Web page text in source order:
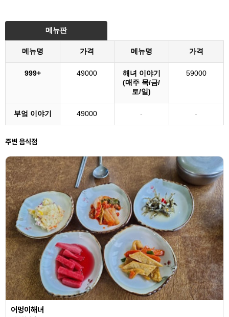
메뉴판
메뉴명 가격 메뉴명 가격
999+ 49000
해녀 이야기
(매주 목/금/
토/일)
59000
부엌 이야기 49000 - -
주변 음식점
어멍이해녀